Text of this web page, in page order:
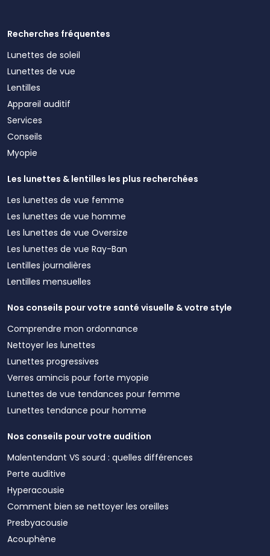
Recherches fréquentes
Lunettes de soleil
Lunettes de vue
Lentilles
Appareil auditif
Services
Conseils
Myopie
Les lunettes & lentilles les plus recherchées
Les lunettes de vue femme
Les lunettes de vue homme
Les lunettes de vue Oversize
Les lunettes de vue Ray-Ban
Lentilles journalières
Lentilles mensuelles
Nos conseils pour votre santé visuelle & votre style
Comprendre mon ordonnance
Nettoyer les lunettes
Lunettes progressives
Verres amincis pour forte myopie
Lunettes de vue tendances pour femme
Lunettes tendance pour homme
Nos conseils pour votre audition
Malentendant VS sourd : quelles différences
Perte auditive
Hyperacousie
Comment bien se nettoyer les oreilles
Presbyacousie
Acouphène